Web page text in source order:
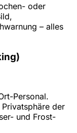
oder
– alles
Personal.
der
und Frost-